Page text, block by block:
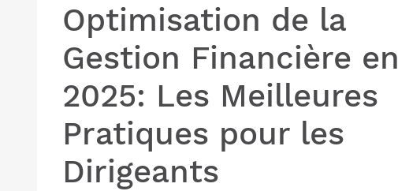
Optimisation de la
Gestion Financière en
2025: Les Meilleures
Pratiques pour les
Dirigeants